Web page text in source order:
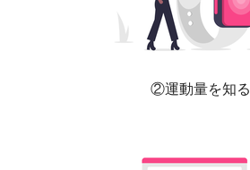
②運動量を知る